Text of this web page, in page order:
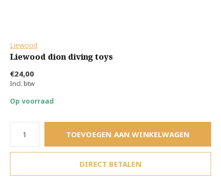
Liewood
Liewood dion diving toys
€24,00
Incl. btw
Op voorraad
TOEVOEGEN AAN WINKELWAGEN
DIRECT BETALEN